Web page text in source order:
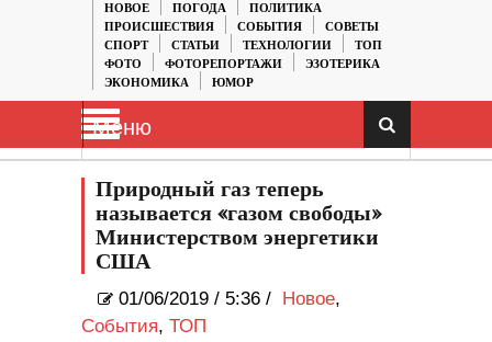
НОВОЕ
ПОГОДА
ПОЛИТИКА
ПРОИСШЕСТВИЯ
СОБЫТИЯ
СОВЕТЫ
СПОРТ
СТАТЬИ ТЕХНОЛОГИИ
ТОП
ФОТО
ФОТОРЕПОРТАЖИ
ЭЗОТЕРИКА
ЭКОНОМИКА
ЮМОР
Меню
Природный газ теперь
называется «газом свободы»
Министерством энергетики
США
01/06/2019 / 5:36 / Новое,
События, ТОП